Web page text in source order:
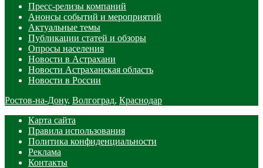
Пресс-релизы компаний
Анонсы событий и мероприятий
Актуальные темы
Публикации статей и обзоры
Опросы населения
Новости в Астрахани
Новости Астраханская область
Новости в России
Ростов-на-Дону, Волгоград, Краснодар
Карта сайта
Правила использования
Политика конфиденциальности
Реклама
Контакты